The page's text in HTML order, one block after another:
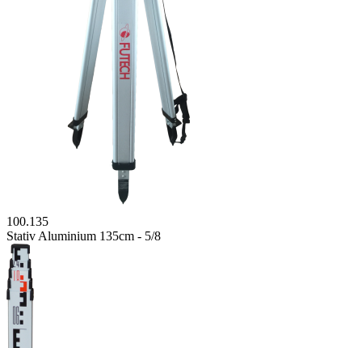
100.135
Stativ Aluminium 135cm - 5/8